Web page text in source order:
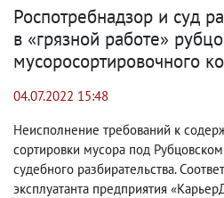
Роспотребнадзор и суд
в «грязной работе»
мусоросортировочного
04.07.2022 15:48
Неисполнение требований к
сортировки мусора под
судебного разбирательства.
эксплуатанта предприятия